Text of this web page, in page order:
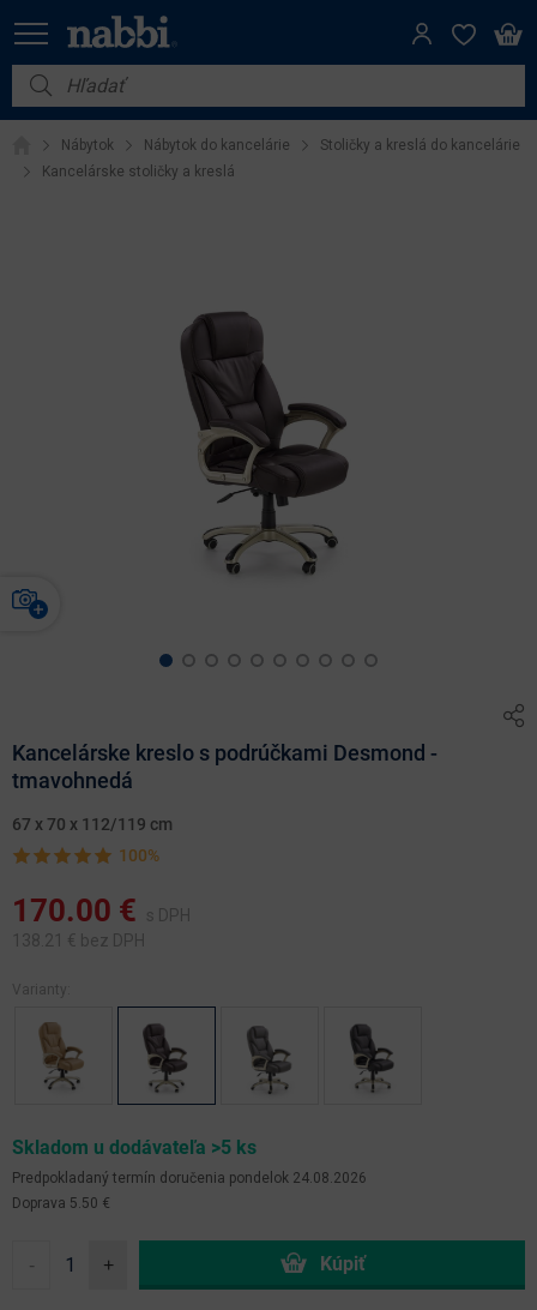
Nábytok
Vybavenie do domácnosti
Nábytok Nábytok do kancelárie
Stoličky a kreslá do kancelárie
Kancelárske stoličky a kreslá
Kancelárske kreslo s podrúčkami Desmond -
tmavohnedá
67 x 70 x 112/119 cm
100%
170.00 €
s DPH
138.21 € bez DPH
Varianty:
Skladom u dodávateľa >5 ks
Predpokladaný termín doručenia pondelok 24.08.2026
Doprava 5.50 €
- +